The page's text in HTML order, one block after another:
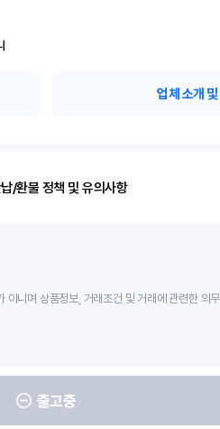
업체 소개
/환불 정책 및 유의사항
출고중
아니며 상품정보, 거래조건 및 거래에 관련한 의